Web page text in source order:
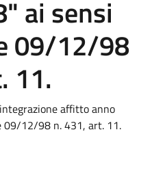
ai sensi
09/12/98
11.
affitto anno
09/12/98 n. 431, art. 11.